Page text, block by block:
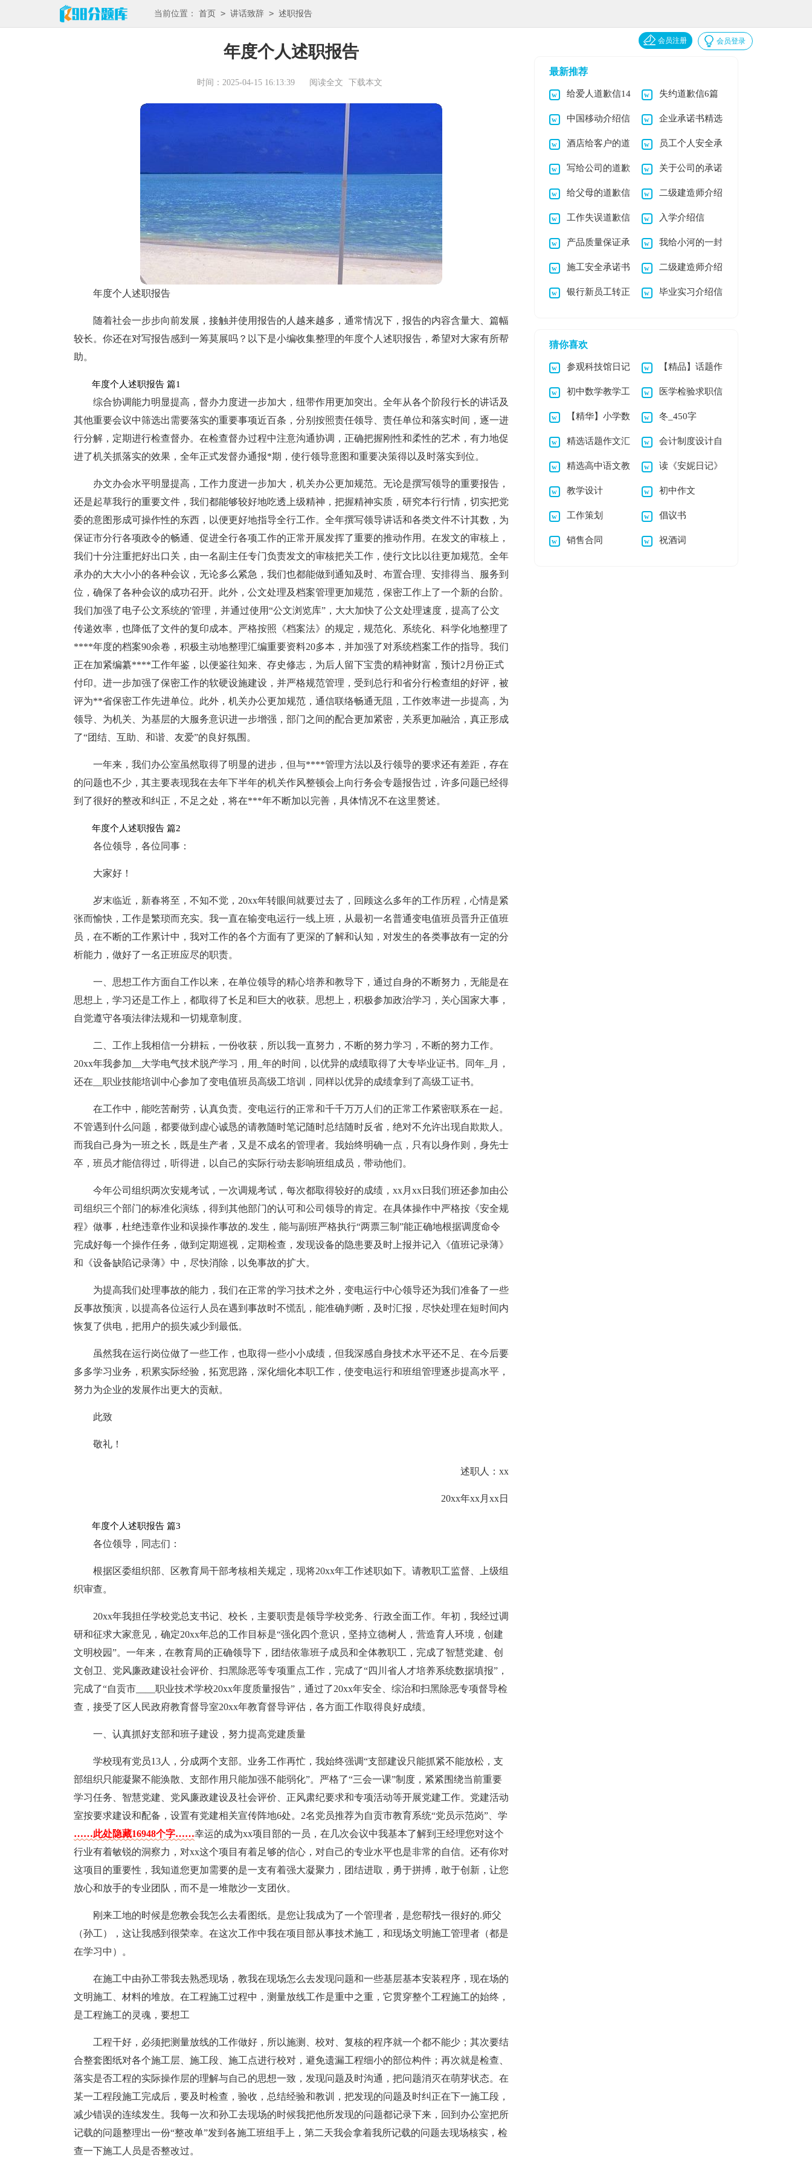
当前位置： 首页 > 讲话致辞 > 述职报告
会员登录
会员注册
年度个人述职报告
时间：2025-04-15 16:13:39 阅读全文 下载本文
年度个人述职报告
随着社会一步步向前发展，接触并使用报告的人越来越多，通常情况下，报告的内容含量大、篇幅
较长。你还在对写报告感到一筹莫展吗？以下是小编收集整理的年度个人述职报告，希望对大家有所帮
助。
年度个人述职报告 篇1
综合协调能力明显提高，督办力度进一步加大，纽带作用更加突出。全年从各个阶段行长的讲话及
其他重要会议中筛选出需要落实的重要事项近百条，分别按照责任领导、责任单位和落实时间，逐一进
行分解，定期进行检查督办。在检查督办过程中注意沟通协调，正确把握刚性和柔性的艺术，有力地促
进了机关抓落实的效果，全年正式发督办通报*期，使行领导意图和重要决策得以及时落实到位。
办文办会水平明显提高，工作力度进一步加大，机关办公更加规范。无论是撰写领导的重要报告，
还是起草我行的重要文件，我们都能够较好地吃透上级精神，把握精神实质，研究本行行情，切实把党
委的意图形成可操作性的东西，以便更好地指导全行工作。全年撰写领导讲话和各类文件不计其数，为
保证市分行各项政令的畅通、促进全行各项工作的正常开展发挥了重要的推动作用。在发文的审核上，
我们十分注重把好出口关，由一名副主任专门负责发文的审核把关工作，使行文比以往更加规范。全年
承办的大大小小的各种会议，无论多么紧急，我们也都能做到通知及时、布置合理、安排得当、服务到
位，确保了各种会议的成功召开。此外，公文处理及档案管理更加规范，保密工作上了一个新的台阶。
我们加强了电子公文系统的'管理，并通过使用“公文浏览库”，大大加快了公文处理速度，提高了公文
传递效率，也降低了文件的复印成本。严格按照《档案法》的规定，规范化、系统化、科学化地整理了
****年度的档案90余卷，积极主动地整理汇编重要资料20多本，并加强了对系统档案工作的指导。我们
正在加紧编纂****工作年鉴，以便鉴往知来、存史修志，为后人留下宝贵的精神财富，预计2月份正式
付印。进一步加强了保密工作的软硬设施建设，并严格规范管理，受到总行和省分行检查组的好评，被
评为**省保密工作先进单位。此外，机关办公更加规范，通信联络畅通无阻，工作效率进一步提高，为
领导、为机关、为基层的大服务意识进一步增强，部门之间的配合更加紧密，关系更加融洽，真正形成
了“团结、互助、和谐、友爱”的良好氛围。
一年来，我们办公室虽然取得了明显的进步，但与****管理方法以及行领导的要求还有差距，存在
的问题也不少，其主要表现我在去年下半年的机关作风整顿会上向行务会专题报告过，许多问题已经得
到了很好的整改和纠正，不足之处，将在***年不断加以完善，具体情况不在这里赘述。
年度个人述职报告 篇2
各位领导，各位同事：
大家好！
岁末临近，新春将至，不知不觉，20xx年转眼间就要过去了，回顾这么多年的工作历程，心情是紧
张而愉快，工作是繁琐而充实。我一直在输变电运行一线上班，从最初一名普通变电值班员晋升正值班
员，在不断的工作累计中，我对工作的各个方面有了更深的了解和认知，对发生的各类事故有一定的分
析能力，做好了一名正班应尽的职责。
一、思想工作方面自工作以来，在单位领导的精心培养和教导下，通过自身的不断努力，无能是在
思想上，学习还是工作上，都取得了长足和巨大的收获。思想上，积极参加政治学习，关心国家大事，
自觉遵守各项法律法规和一切规章制度。
二、工作上我相信一分耕耘，一份收获，所以我一直努力，不断的努力学习，不断的努力工作。
20xx年我参加__大学电气技术脱产学习，用_年的时间，以优异的成绩取得了大专毕业证书。同年_月，
还在__职业技能培训中心参加了变电值班员高级工培训，同样以优异的成绩拿到了高级工证书。
在工作中，能吃苦耐劳，认真负责。变电运行的正常和千千万万人们的正常工作紧密联系在一起。
不管遇到什么问题，都要做到虚心诚恳的请教随时笔记随时总结随时反省，绝对不允许出现自欺欺人。
而我自己身为一班之长，既是生产者，又是不成名的管理者。我始终明确一点，只有以身作则，身先士
卒，班员才能信得过，听得进，以自己的实际行动去影响班组成员，带动他们。
今年公司组织两次安规考试，一次调规考试，每次都取得较好的成绩，xx月xx日我们班还参加由公
司组织三个部门的标准化演练，得到其他部门的认可和公司领导的肯定。在具体操作中严格按《安全规
程》做事，杜绝违章作业和误操作事故的.发生，能与副班严格执行“两票三制”能正确地根据调度命令
完成好每一个操作任务，做到定期巡视，定期检查，发现设备的隐患要及时上报并记入《值班记录薄》
和《设备缺陷记录薄》中，尽快消除，以免事故的扩大。
为提高我们处理事故的能力，我们在正常的学习技术之外，变电运行中心领导还为我们准备了一些
反事故预演，以提高各位运行人员在遇到事故时不慌乱，能准确判断，及时汇报，尽快处理在短时间内
恢复了供电，把用户的损失减少到最低。
虽然我在运行岗位做了一些工作，也取得一些小小成绩，但我深感自身技术水平还不足、在今后要
多多学习业务，积累实际经验，拓宽思路，深化细化本职工作，使变电运行和班组管理逐步提高水平，
努力为企业的发展作出更大的贡献。
此致
敬礼！
述职人：xx
20xx年xx月xx日
年度个人述职报告 篇3
各位领导，同志们：
根据区委组织部、区教育局干部考核相关规定，现将20xx年工作述职如下。请教职工监督、上级组
织审查。
20xx年我担任学校党总支书记、校长，主要职责是领导学校党务、行政全面工作。年初，我经过调
研和征求大家意见，确定20xx年总的工作目标是“强化四个意识，坚持立德树人，营造育人环境，创建
文明校园”。一年来，在教育局的正确领导下，团结依靠班子成员和全体教职工，完成了智慧党建、创
文创卫、党风廉政建设社会评价、扫黑除恶等专项重点工作，完成了“四川省人才培养系统数据填报”，
完成了“自贡市____职业技术学校20xx年度质量报告”，通过了20xx年安全、综治和扫黑除恶专项督导检
查，接受了区人民政府教育督导室20xx年教育督导评估，各方面工作取得良好成绩。
一、认真抓好支部和班子建设，努力提高党建质量
学校现有党员13人，分成两个支部。业务工作再忙，我始终强调“支部建设只能抓紧不能放松，支
部组织只能凝聚不能涣散、支部作用只能加强不能弱化”。严格了“三会一课”制度，紧紧围绕当前重要
学习任务、智慧党建、党风廉政建设及社会评价、正风肃纪要求和专项活动等开展党建工作。党建活动
室按要求建设和配备，设置有党建相关宣传阵地6处。2名党员推荐为自贡市教育系统“党员示范岗”、学
……此处隐藏16948个字……幸运的成为xx项目部的一员，在几次会议中我基本了解到王经理您对这个
行业有着敏锐的洞察力，对xx这个项目有着足够的信心，对自己的专业水平也是非常的自信。还有你对
这项目的重要性，我知道您更加需要的是一支有着强大凝聚力，团结进取，勇于拼搏，敢于创新，让您
放心和放手的专业团队，而不是一堆散沙一支团伙。
刚来工地的时候是您教会我怎么去看图纸。是您让我成为了一个管理者，是您帮找一很好的.师父
（孙工），这让我感到很荣幸。在这次工作中我在项目部从事技术施工，和现场文明施工管理者（都是
在学习中）。
在施工中由孙工带我去熟悉现场，教我在现场怎么去发现问题和一些基层基本安装程序，现在场的
文明施工、材料的堆放。在工程施工过程中，测量放线工作是重中之重，它贯穿整个工程施工的始终，
是工程施工的灵魂，要想工
工程干好，必须把测量放线的工作做好，所以施测、校对、复核的程序就一个都不能少；其次要结
合整套图纸对各个施工层、施工段、施工点进行校对，避免遗漏工程细小的部位构件；再次就是检查、
落实是否工程的实际操作层的理解与自己的思想一致，发现问题及时沟通，把问题消灭在萌芽状态。在
某一工程段施工完成后，要及时检查，验收，总结经验和教训，把发现的问题及时纠正在下一施工段，
减少错误的连续发生。我每一次和孙工去现场的时候我把他所发现的问题都记录下来，回到办公室把所
记载的问题整理出一份“整改单”发到各施工班组手上，第二天我会拿着我所记载的问题去现场核实，检
查一下施工人员是否整改过。
最新推荐
给爱人道歉信14
篇
失约道歉信6篇
中国移动介绍信 企业承诺书精选
15篇
酒店给客户的道
歉信(11篇)
员工个人安全承
诺书(15篇)
写给公司的道歉
信15篇
关于公司的承诺
书
给父母的道歉信
(15篇)
二级建造师介绍
信(12篇)
工作失误道歉信
15篇
入学介绍信
产品质量保证承
诺书15篇
我给小河的一封
道歉信
施工安全承诺书
精选15篇
二级建造师介绍
信12篇
银行新员工转正 毕业实习介绍信
猜你喜欢
参观科技馆日记 【精品】话题作
文汇总8篇
初中数学教学工
作计划集合6篇
医学检验求职信
集合九篇
【精华】小学数
学作文10篇
冬_450字
精选话题作文汇
总九篇
会计制度设计自
考试题
精选高中语文教
学总结4篇
读《安妮日记》
有感
教学设计 初中作文
工作策划 倡议书
销售合同 祝酒词